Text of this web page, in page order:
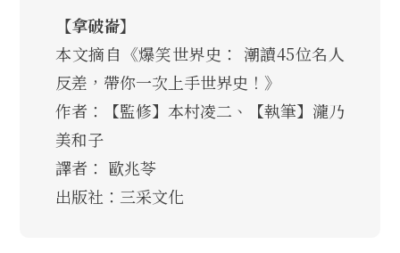
【拿破崙】
本文摘自《爆笑世界史： 潮讀45位名人
反差，帶你一次上手世界史！》
作者：【監修】本村凌二、【執筆】瀧乃
美和子
譯者： 歐兆苓
出版社：三采文化